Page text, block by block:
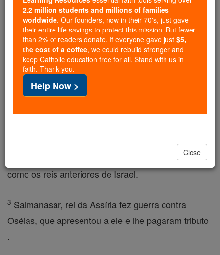
2 Reis - Capítulo 17
2 Reis ⌄ Chapter 17 ⌄
No ano duodécimo de Acaz, rei de Judá, Oséias,
filho de Elá, tornou-se rei de Israel em Samaria, e
Ele fez o que desagrada ao Senhor, mas não
como os reis anteriores de Israel.
3 Salmanasar, rei da Assíria fez guerra contra
Oséias, que apresentou a ele e lhe pagaram tributo
.
2.2 million students and millions of families
worldwide. Our founders, now in their 70's, just gave
their entire life savings to protect this mission. But fewer
than 2% of readers donate. If everyone gave just $5,
the cost of a coffee, we could rebuild stronger and
keep Catholic education free for all. Stand with us in
faith. Thank you.
Help Now >
Close